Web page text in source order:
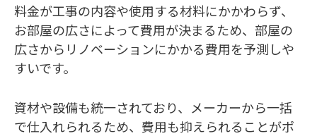
料金が工事の内容や使用する材料にかかわらず、
お部屋の広さによって費用が決まるため、部屋の
広さからリノベーションにかかる費用を予測しや
すいです。
資材や設備も統一されており、メーカーから一括
で仕入れられるため、費用も抑えられることがポ